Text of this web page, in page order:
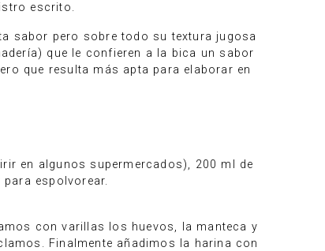
escrito.
sabor pero sobre todo su textura jugosa
que le confieren a la bica un sabor
que resulta más apta para elaborar en
en algunos supermercados), 200 ml de
espolvorear.
con varillas los huevos, la manteca y
Finalmente añadimos la harina con